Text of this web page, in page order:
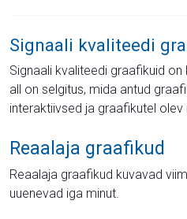
Signaali kvaliteedi
Signaali kvaliteedi graafikuid
all on selgitus, mida antud
interaktiivsed ja graafikutel olev
Reaalaja graafikud
Reaalaja graafikud kuvavad
uuenevad iga minut.